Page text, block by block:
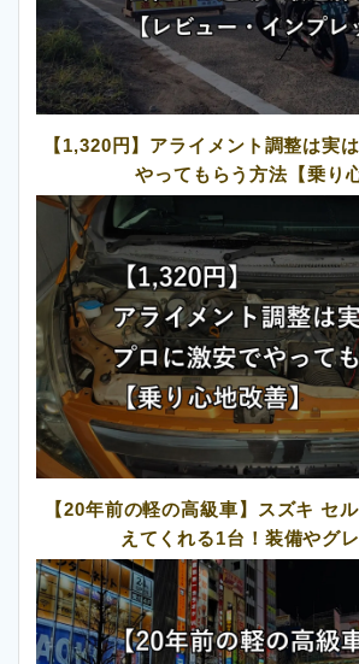
【1,320円】アライメント調整は実
やってもらう方法【乗り
【20年前の軽の高級車】スズキ セ
えてくれる1台！装備やグ